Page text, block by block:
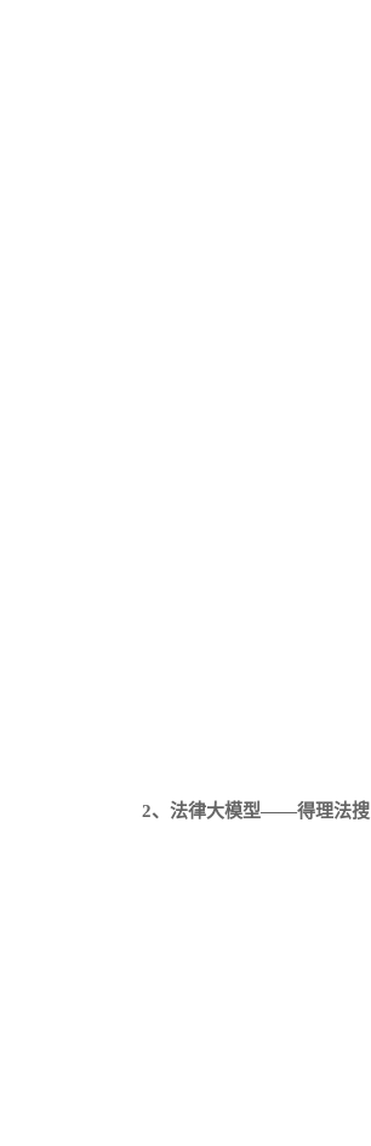
2、法律大模型——得理法搜